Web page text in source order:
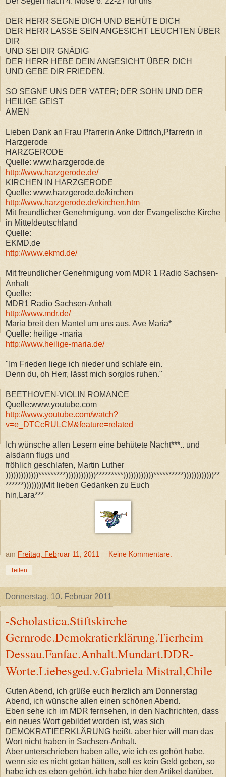
DER HERR SEGNE DICH UND BEHÜTE DICH
DER HERR LASSE SEIN ANGESICHT LEUCHTEN ÜBER
DIR
UND SEI DIR GNÄDIG
DER HERR HEBE DEIN ANGESICHT ÜBER DICH
UND GEBE DIR FRIEDEN.
SO SEGNE UNS DER VATER; DER SOHN UND DER
HEILIGE GEIST
AMEN
Lieben Dank an Frau Pfarrerin Anke Dittrich,Pfarrerin in
Harzgerode
HARZGERODE
Quelle: www.harzgerode.de
http://www.harzgerode.de/
KIRCHEN IN HARZGERODE
Quelle: www.harzgerode.de/kirchen
http://www.harzgerode.de/kirchen.htm
Mit freundlicher Genehmigung, von der Evangelische Kirche
in Mitteldeutschland
Quelle:
EKMD.de
http://www.ekmd.de/
Mit freundlicher Genehmigung vom MDR 1 Radio Sachsen-
Anhalt
Quelle:
MDR1 Radio Sachsen-Anhalt
http://www.mdr.de/
Maria breit den Mantel um uns aus, Ave Maria*
Quelle: heilige -maria
http://www.heilige-maria.de/
"Im Frieden liege ich nieder und schlafe ein.
Denn du, oh Herr, lässt mich sorglos ruhen."
BEETHOVEN-VIOLIN ROMANCE
Quelle:www.youtube.com
http://www.youtube.com/watch?
v=e_DTCcRULCM&feature=related
Ich wünsche allen Lesern eine behütete Nacht***.. und
alsdann flugs und
fröhlich geschlafen, Martin Luther
)))))))))))))*********))))))))))))*********))))))))))))**********))))))))))))**
******))))))))Mit lieben Gedanken zu Euch
hin,Lara***
am Freitag, Februar 11, 2011 Keine Kommentare:
Teilen
Donnerstag, 10. Februar 2011
-Scholastica.Stiftskirche
Gernrode.Demokratierklärung.Tierheim
Dessau.Fanfac.Anhalt.Mundart.DDR-
Worte.Liebesged.v.Gabriela Mistral,Chile
Guten Abend, ich grüße euch herzlich am Donnerstag
Abend, ich wünsche allen einen schönen Abend.
Eben sehe ich im MDR fernsehen, in den Nachrichten, dass
ein neues Wort gebildet worden ist, was sich
DEMOKRATIEERKLÄRUNG heißt, aber hier will man das
Wort nicht haben in Sachsen-Anhalt.
Aber unterschrieben haben alle, wie ich es gehört habe,
wenn sie es nicht getan hätten, soll es kein Geld geben, so
habe ich es eben gehört, ich habe hier den Artikel darüber.